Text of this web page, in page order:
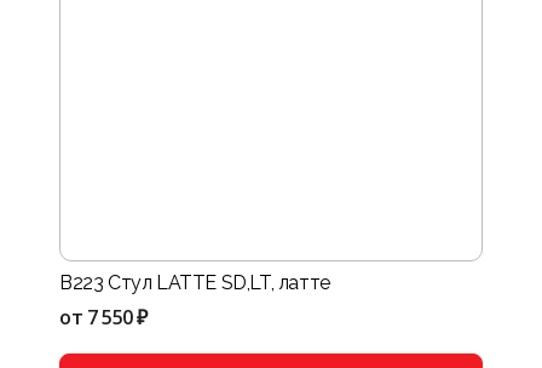
B223 Стул LATTE SD,LT, латте
от 7 550 ₽